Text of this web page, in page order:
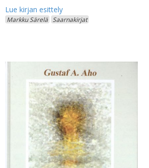
Markku Särelä Saarnakirjat